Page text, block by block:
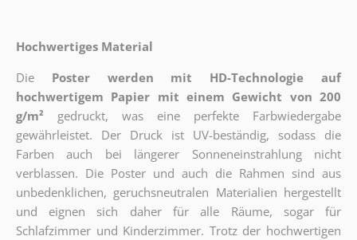
Hochwertiges Material
Die
Poster werden mit HD-Technologie auf
hochwertigem Papier mit einem Gewicht von 200
g/m²
gedruckt, was eine perfekte Farbwiedergabe
gewährleistet. Der Druck ist UV-beständig, sodass die
Farben auch bei längerer Sonneneinstrahlung nicht
verblassen. Die Poster und auch die Rahmen sind aus
unbedenklichen, geruchsneutralen Materialien hergestellt
und eignen sich daher für alle Räume, sogar für
Schlafzimmer und Kinderzimmer. Trotz der hochwertigen